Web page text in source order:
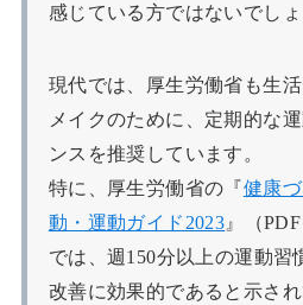
感じている方ではないでしょ
現代では、厚生労働省も生
メイクのために、定期的な
ンスを推奨しています。
特に、厚生労働省の『健康
動・運動ガイド2023 』（PDF
では、週150分以上の運動習
改善に効果的であると示され